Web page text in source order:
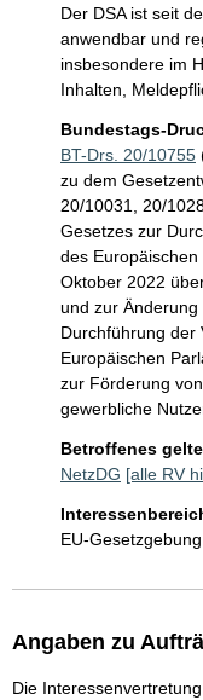
Der DSA ist seit
anwendbar und
insbesondere im
Inhalten,
Bundestags-
BT-Drs. 20/10755
zu dem
20/10031, 20/
Gesetzes zur
des Europäischen
Oktober 2022
und zur
Durchführung der
Europäischen
zur Förderung
gewerbliche
Betroffenes
NetzDG [alle RV
EU-Gesetzgebung
Angaben zu
Die